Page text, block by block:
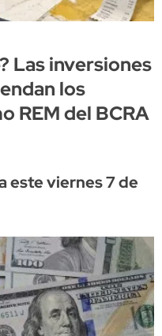
Las inversiones
los
REM del BCRA
este viernes 7 de